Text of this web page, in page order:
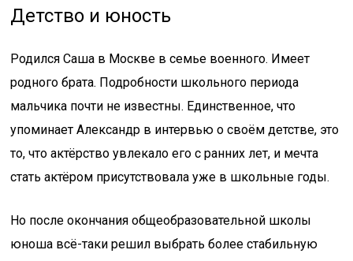
Детство и юность
Родился Саша в Москве в семье военного. Имеет
родного брата. Подробности школьного периода
мальчика почти не известны. Единственное, что
упоминает Александр в интервью о своём детстве, это
то, что актёрство увлекало его с ранних лет, и мечта
стать актёром присутствовала уже в школьные годы.
Но после окончания общеобразовательной школы
юноша всё-таки решил выбрать более стабильную